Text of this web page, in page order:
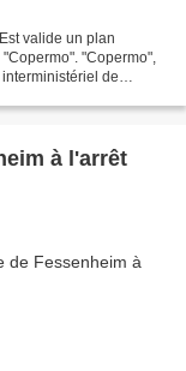
valide un plan
"Copermo",
de
à l'arrêt